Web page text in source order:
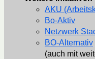
AKU
Bo-Aktiv
Netzwerk
BO-Alternativ
(auch mit